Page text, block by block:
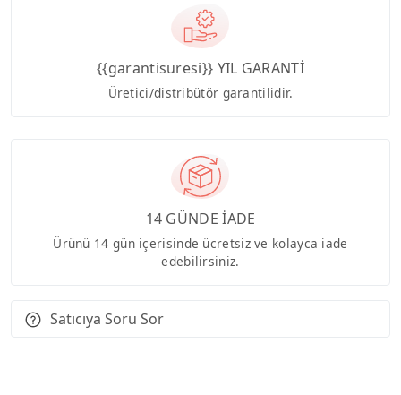
{{garantisuresi}} YIL GARANTİ
Üretici/distribütör garantilidir.
14 GÜNDE İADE
Ürünü 14 gün içerisinde ücretsiz ve kolayca iade
edebilirsiniz.
Satıcıya Soru Sor